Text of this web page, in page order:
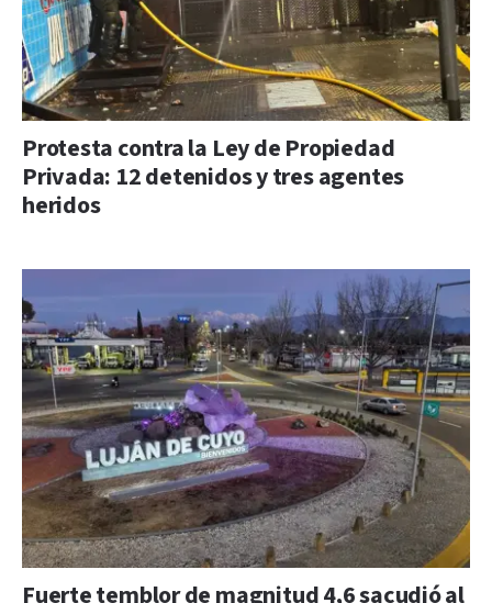
Protesta contra la Ley de Propiedad
Privada: 12 detenidos y tres agentes
heridos
Fuerte temblor de magnitud 4,6 sacudió al